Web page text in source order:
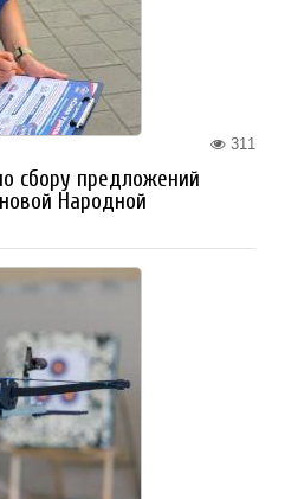
311
сбору предложений
Народной